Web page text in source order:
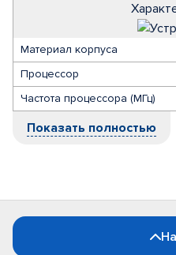
Материал корпуса
Процессор
Частота процессора (МГц)
Показать полностью